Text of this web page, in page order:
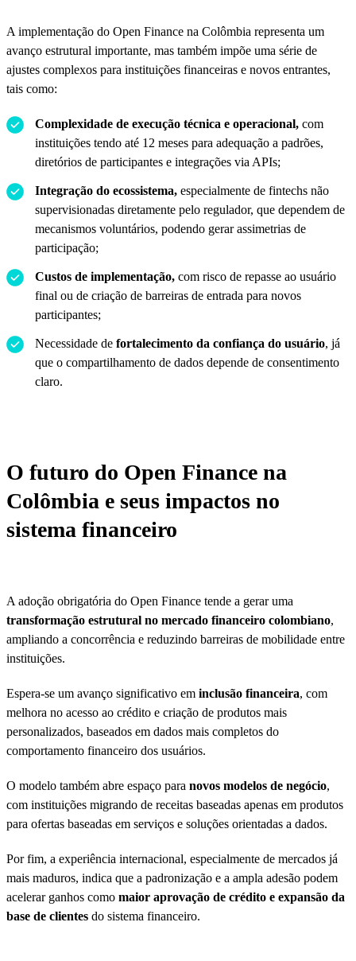
A implementação do Open Finance na Colômbia representa um
avanço estrutural importante, mas também impõe uma série de
ajustes complexos para instituições financeiras e novos entrantes,
tais como:
Complexidade de execução técnica e operacional, com
instituições tendo até 12 meses para adequação a padrões,
diretórios de participantes e integrações via APIs;
Integração do ecossistema, especialmente de fintechs não
supervisionadas diretamente pelo regulador, que dependem de
mecanismos voluntários, podendo gerar assimetrias de
participação;
Custos de implementação, com risco de repasse ao usuário
final ou de criação de barreiras de entrada para novos
participantes;
Necessidade de fortalecimento da confiança do usuário, já
que o compartilhamento de dados depende de consentimento
claro.
O futuro do Open Finance na
Colômbia e seus impactos no
sistema financeiro
A adoção obrigatória do Open Finance tende a gerar uma
transformação estrutural no mercado financeiro colombiano,
ampliando a concorrência e reduzindo barreiras de mobilidade entre
instituições.
Espera-se um avanço significativo em inclusão financeira, com
melhora no acesso ao crédito e criação de produtos mais
personalizados, baseados em dados mais completos do
comportamento financeiro dos usuários.
O modelo também abre espaço para novos modelos de negócio,
com instituições migrando de receitas baseadas apenas em produtos
para ofertas baseadas em serviços e soluções orientadas a dados.
Por fim, a experiência internacional, especialmente de mercados já
mais maduros, indica que a padronização e a ampla adesão podem
acelerar ganhos como maior aprovação de crédito e expansão da
base de clientes do sistema financeiro.